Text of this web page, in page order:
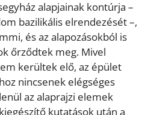
alapjainak kontúrja –
bazilikális elrendezését –,
és az alapozásokból is
őrződtek meg. Mivel
kerültek elő, az épület
nincsenek elégséges
az alaprajzi elemek
kutatások után a